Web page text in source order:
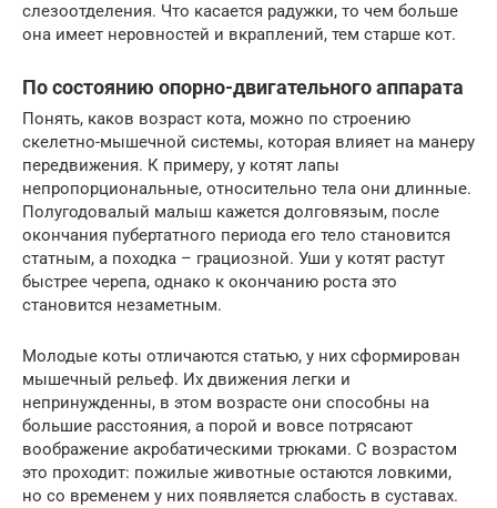
слезоотделения. Что касается радужки, то чем больше
она имеет неровностей и вкраплений, тем старше кот.
По состоянию опорно-двигательного аппарата
Понять, каков возраст кота, можно по строению
скелетно-мышечной системы, которая влияет на манеру
передвижения. К примеру, у котят лапы
непропорциональные, относительно тела они длинные.
Полугодовалый малыш кажется долговязым, после
окончания пубертатного периода его тело становится
статным, а походка – грациозной. Уши у котят растут
быстрее черепа, однако к окончанию роста это
становится незаметным.
Молодые коты отличаются статью, у них сформирован
мышечный рельеф. Их движения легки и
непринужденны, в этом возрасте они способны на
большие расстояния, а порой и вовсе потрясают
воображение акробатическими трюками. С возрастом
это проходит: пожилые животные остаются ловкими,
но со временем у них появляется слабость в суставах.